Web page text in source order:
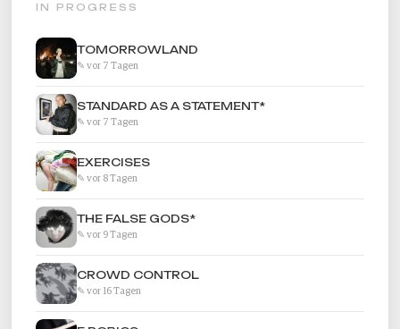
IN PROGRESS
TOMORROWLAND
✎ vor 7 Tagen
STANDARD AS A STATEMENT*
✎ vor 7 Tagen
EXERCISES
✎ vor 8 Tagen
THE FALSE GODS*
✎ vor 9 Tagen
CROWD CONTROL
✎ vor 16 Tagen